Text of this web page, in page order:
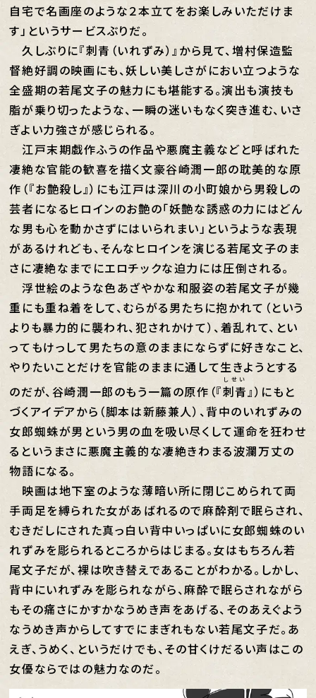
自宅で名画座のような２本立てをお楽しみいただけま
す」というサービスぶりだ。
久しぶりに『刺青（いれずみ）』から見て、増村保造監
督絶好調の映画にも、妖しい美しさがにおい立つような
全盛期の若尾文子の魅力にも堪能する。演出も演技も
脂が乗り切ったような、一瞬の迷いもなく突き進む、いさ
ぎよい力強さが感じられる。
江戸末期戯作ふうの作品や悪魔主義などと呼ばれた
凄絶な官能の歓喜を描く文豪谷崎潤一郎の耽美的な原
作（『お艶殺し』）にも江戸は深川の小町娘から男殺しの
芸者になるヒロインのお艶の「妖艶な誘惑の力にはどん
な男も心を動かさずにはいられまい」というような表現
があるけれども、そんなヒロインを演じる若尾文子のま
さに凄絶なまでにエロチックな迫力には圧倒される。
浮世絵のような色あざやかな和服姿の若尾文子が幾
重にも重ね着をして、むらがる男たちに抱かれて（という
よりも暴力的に襲われ、犯されかけて）、着乱れて、とい
ってもけっして男たちの意のままにならずに好きなこと、
やりたいことだけを官能のままに通して生きようとする
のだが、谷崎潤一郎のもう一篇の原作（『刺青
しせい
』）にもと
づくアイデアから（脚本は新藤兼人）、背中のいれずみの
女郎蜘蛛が男という男の血を吸い尽くして運命を狂わせ
るというまさに悪魔主義的な凄絶きわまる波瀾万丈の
物語になる。
映画は地下室のような薄暗い所に閉じこめられて両
手両足を縛られた女があばれるので麻酔剤で眠らされ、
むきだしにされた真っ白い背中いっぱいに女郎蜘蛛のい
れずみを彫られるところからはじまる。女はもちろん若
尾文子だが、裸は吹き替えであることがわかる。しかし、
背中にいれずみを彫られながら、麻酔で眠らされながら
もその痛さにかすかなうめき声をあげる、そのあえぐよう
なうめき声からしてすでにまぎれもない若尾文子だ。あ
えぎ、うめく、というだけでも、その甘くけだるい声はこの
女優ならではの魅力なのだ。